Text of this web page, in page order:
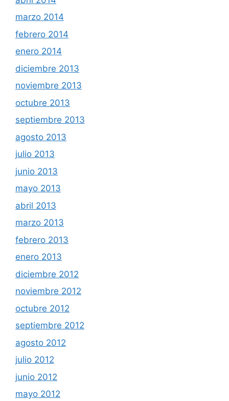
marzo 2014
febrero 2014
enero 2014
diciembre 2013
noviembre 2013
octubre 2013
septiembre 2013
agosto 2013
julio 2013
junio 2013
mayo 2013
abril 2013
marzo 2013
febrero 2013
enero 2013
diciembre 2012
noviembre 2012
octubre 2012
septiembre 2012
agosto 2012
julio 2012
junio 2012
mayo 2012